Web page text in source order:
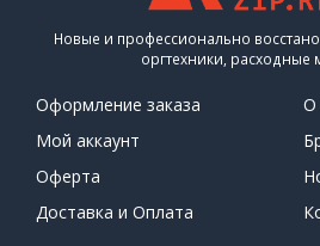
Новые и профессионально
оргтехники, расходные
Оформление заказа
Мой аккаунт
Оферта
Доставка и Оплата
О